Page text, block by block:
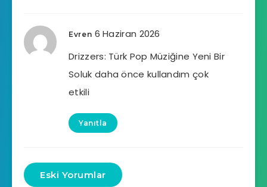
Evren 6 Haziran 2026
Drizzers: Türk Pop Müziğine Yeni Bir
Soluk daha önce kullandım çok
etkili
Yanıtla
Eski Yorumlar